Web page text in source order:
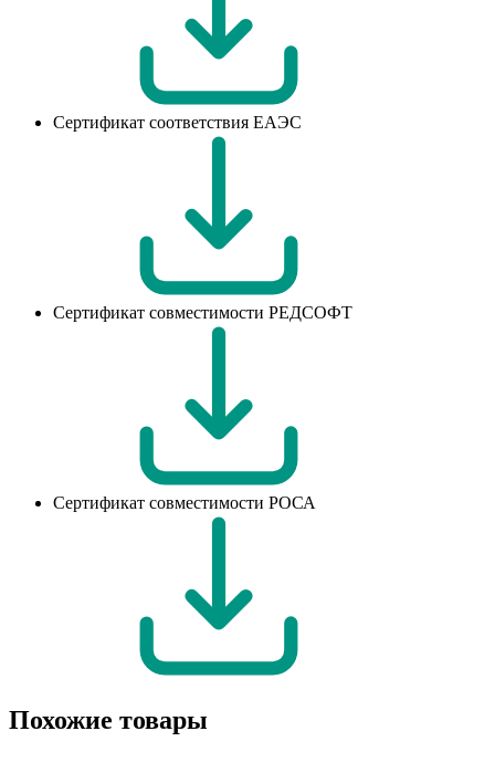
Сертификат соответствия ЕАЭС
Сертификат совместимости РЕДСОФТ
Сертификат совместимости РОСА
Похожие товары